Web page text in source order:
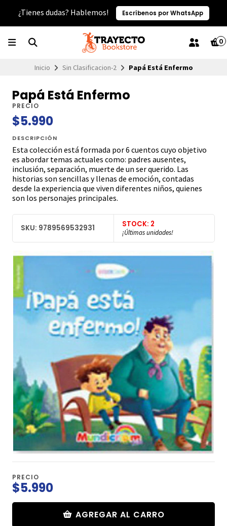
¿Tienes dudas? Hablemos! Escríbenos por WhatsApp
0
Inicio Sin Clasificacion-2 Papá Está Enfermo
Papá Está Enfermo
PRECIO
$5.990
DESCRIPCIÓN
Esta colección está formada por 6 cuentos cuyo objetivo
es abordar temas actuales como: padres ausentes,
inclusión, separación, muerte de un ser querido. Las
historias son sencillas y llenas de emoción, contadas
desde la experiencia que viven diferentes niños, quienes
son los personajes principales.
SKU: 9789569532931 STOCK: 2
¡Últimas unidades!
PRECIO
$5.990
AGREGAR AL CARRO